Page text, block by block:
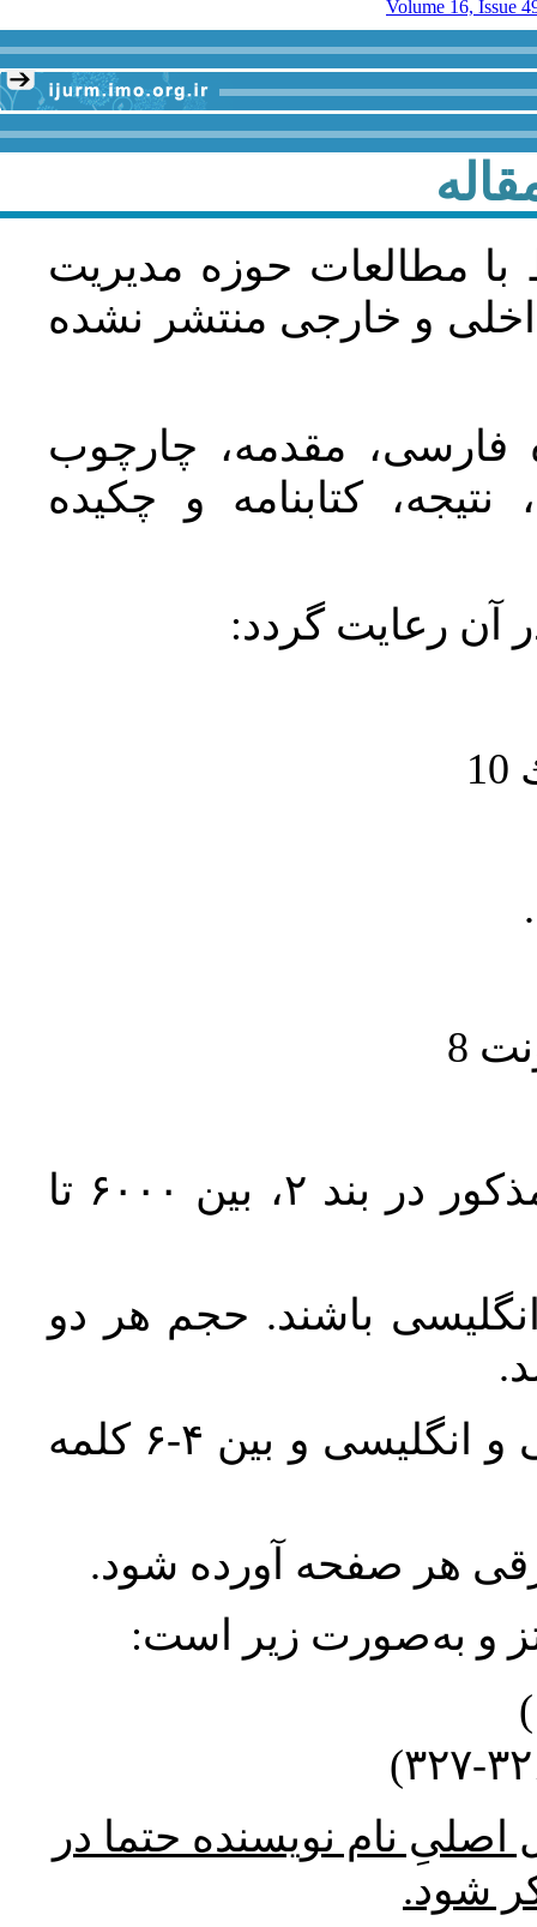
Volume 16, Issue
با مطالعات حوزه مديريت
و خارجی منتشر نشده
فارسی، مقدمه، چارچوب
کتابنامه و چکیده
آن رعايت گردد:
حجم کل مقاله با احتساب تمام بخش‌های مذکور در بند ۲، بین ۶۰۰۰ تا
باشند. حجم هر دو
واژگان کلیدی بلافاصله پس از چکیده فارسی و انگلیسی و بین ۴-۶ کلمه
هر صفحه آورده شود.
و به‌صورت زیر است:
نام نویسنده حتما در
شود.